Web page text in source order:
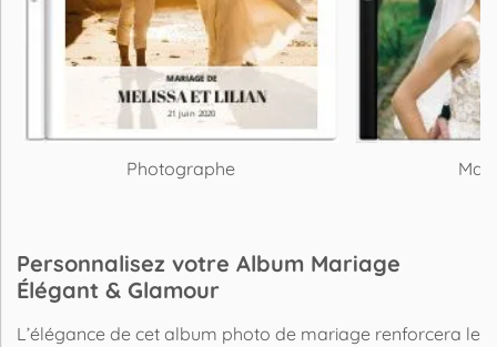
Photographe
Personnalisez votre Album Mariage
Élégant & Glamour
L’élégance de cet album photo de mariage renforcera le